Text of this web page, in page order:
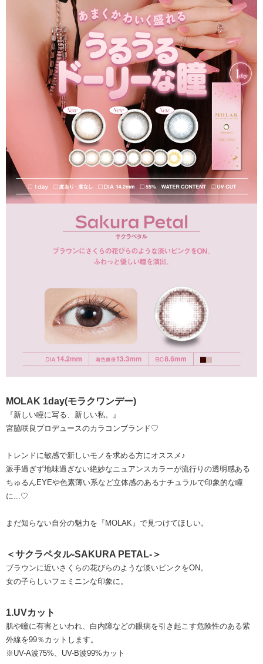
MOLAK 1day(モラクワンデー)
『新しい瞳に写る、新しい私。』
宮脇咲良プロデュースのカラコンブランド♡
トレンドに敏感で新しいモノを求める方にオススメ♪
派手過ぎず地味過ぎない絶妙なニュアンスカラーが流行りの透明感ある
ちゅるんEYEや色素薄い系など立体感のあるナチュラルで印象的な瞳
に...♡
まだ知らない自分の魅力を『MOLAK』で見つけてほしい。
＜サクラペタル-SAKURA PETAL-＞
ブラウンに近いさくらの花びらのような淡いピンクをON。
女の子らしいフェミニンな印象に。
1.UVカット
肌や瞳に有害といわれ、白内障などの眼病を引き起こす危険性のある紫
外線を99％カットします。
※UV-A波75%、UV-B波99%カット